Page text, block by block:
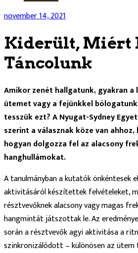
november 14, 2021
Kiderült, Miért
Táncolunk
Amikor zenét hallgatunk, gyakran a
ütemet vagy a fejünkkel
tesszük ezt? A Nyugat-Sydney
szerint a válasznak köze van
hogyan dolgozza fel az alacsony
hanghullámokat.
A tanulmányban a kutatók önkéntesek
aktivitásáról készítettek felvételeket,
résztvevőknek alacsony vagy magas
hangmintát játszottak le. Az
során a résztvevők agyi aktivitása a
szinkronizálódott – különösen az